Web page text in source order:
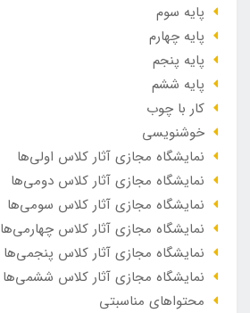
پایه سوم
پایه چهارم
پایه پنجم
پایه ششم
کار با چوب
خوشنویسی
نمایشگاه مجازی آثار کلاس اولی‌ها
نمایشگاه مجازی آثار کلاس دومی‌ها
نمایشگاه مجازی آثار کلاس سومی‌ها
نمایشگاه مجازی آثار کلاس چهارمی‌ها
نمایشگاه مجازی آثار کلاس پنجمی‌ها
نمایشگاه مجازی آثار کلاس ششمی‌ها
محتواهای مناسبتی